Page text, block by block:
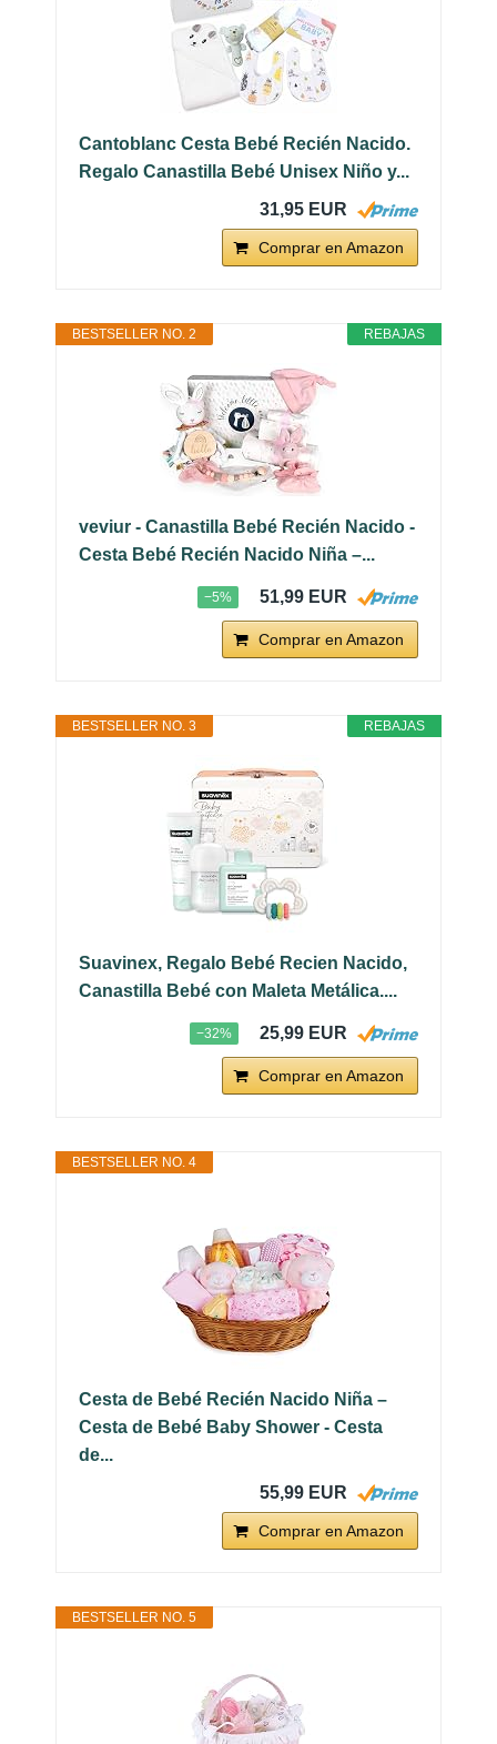
Cantoblanc Cesta Bebé Recién Nacido.
Regalo Canastilla Bebé Unisex Niño y...
31,95 EUR
Comprar en Amazon
REBAJAS
BESTSELLER NO. 2
veviur - Canastilla Bebé Recién Nacido -
Cesta Bebé Recién Nacido Niña –...
−5% 51,99 EUR
Comprar en Amazon
REBAJAS
BESTSELLER NO. 3
Suavinex, Regalo Bebé Recien Nacido,
Canastilla Bebé con Maleta Metálica....
−32% 25,99 EUR
Comprar en Amazon
BESTSELLER NO. 4
Cesta de Bebé Recién Nacido Niña –
Cesta de Bebé Baby Shower - Cesta
de...
55,99 EUR
Comprar en Amazon
BESTSELLER NO. 5